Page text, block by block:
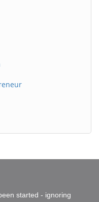
started - ignoring